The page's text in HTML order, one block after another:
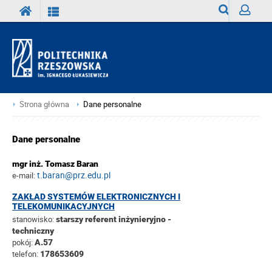
Strona główna Dane personalne
Dane personalne
mgr inż. Tomasz Baran
e-mail:t.baran@prz.edu.pl
ZAKŁAD SYSTEMÓW ELEKTRONICZNYCH I
TELEKOMUNIKACYJNYCH
stanowisko:starszy referent inżynieryjno -
techniczny
pokój:A.57
telefon: 178653609